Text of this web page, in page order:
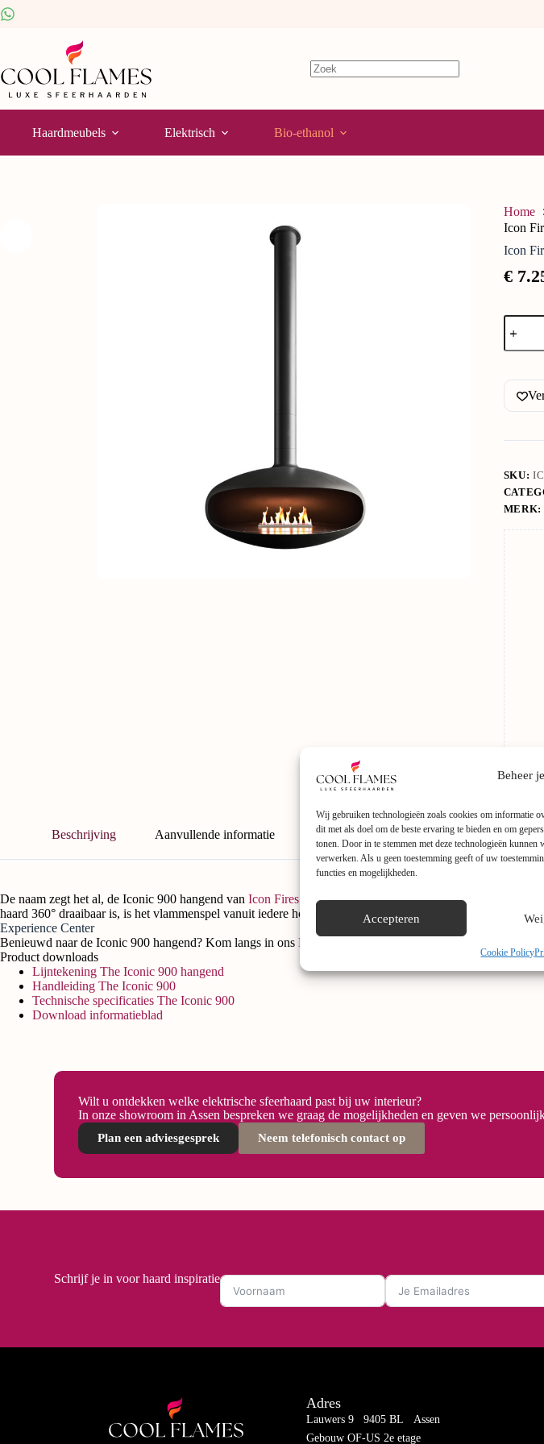
Beheer
Wij gebruiken technologieën zoals cookies om informatie
dit met als doel om de beste ervaring te bieden en om
tonen. Door in te stemmen met deze technologieën
verwerken. Als u geen toestemming geeft of uw
functies en mogelijkheden.
Accepteren
Cookie Policy
Haardmeubels Elektrisch Bio-ethanol
Home
Icon
Icon
€
SKU:
MERK:
Beschrijving Aanvullende informatie
De naam zegt het al, de Iconic 900 hangend van Icon Fires is eenbio-ethanol haardmet een iconisch
haard 360° draaibaar is, is het vlammenspel vanuit iedere hoek van de kamer te bewonderen! Daarnaast
Experience Center
Benieuwd naar de Iconic 900 hangend? Kom langs in ons Experience Center
Product downloads
Lijntekening The Iconic 900 hangend
Handleiding The Iconic 900
Technische specificaties The Iconic 900
Download informatieblad
Wilt u ontdekken welke elektrische sfeerhaard past bij uw interieur?
In onze showroom in Assen bespreken we graag de mogelijkheden en geven we
Plan een adviesgesprek Neem telefonisch contact op
Schrijf je in voor haard inspiratie
Adres
Lauwers 9 9405 BL Assen
Gebouw OF-US 2e etage